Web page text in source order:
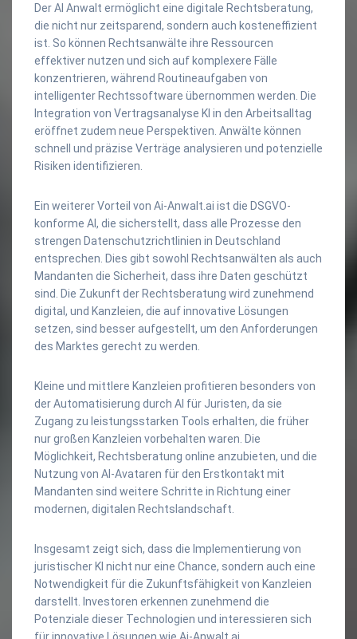
Der AI Anwalt ermöglicht eine digitale Rechtsberatung,
die nicht nur zeitsparend, sondern auch kosteneffizient
ist. So können Rechtsanwälte ihre Ressourcen
effektiver nutzen und sich auf komplexere Fälle
konzentrieren, während Routineaufgaben von
intelligenter Rechtssoftware übernommen werden. Die
Integration von Vertragsanalyse KI in den Arbeitsalltag
eröffnet zudem neue Perspektiven. Anwälte können
schnell und präzise Verträge analysieren und potenzielle
Risiken identifizieren.
Ein weiterer Vorteil von Ai-Anwalt.ai ist die DSGVO-
konforme AI, die sicherstellt, dass alle Prozesse den
strengen Datenschutzrichtlinien in Deutschland
entsprechen. Dies gibt sowohl Rechtsanwälten als auch
Mandanten die Sicherheit, dass ihre Daten geschützt
sind. Die Zukunft der Rechtsberatung wird zunehmend
digital, und Kanzleien, die auf innovative Lösungen
setzen, sind besser aufgestellt, um den Anforderungen
des Marktes gerecht zu werden.
Kleine und mittlere Kanzleien profitieren besonders von
der Automatisierung durch AI für Juristen, da sie
Zugang zu leistungsstarken Tools erhalten, die früher
nur großen Kanzleien vorbehalten waren. Die
Möglichkeit, Rechtsberatung online anzubieten, und die
Nutzung von AI-Avataren für den Erstkontakt mit
Mandanten sind weitere Schritte in Richtung einer
modernen, digitalen Rechtslandschaft.
Insgesamt zeigt sich, dass die Implementierung von
juristischer KI nicht nur eine Chance, sondern auch eine
Notwendigkeit für die Zukunftsfähigkeit von Kanzleien
darstellt. Investoren erkennen zunehmend die
Potenziale dieser Technologien und interessieren sich
für innovative Lösungen wie Ai-Anwalt.ai.